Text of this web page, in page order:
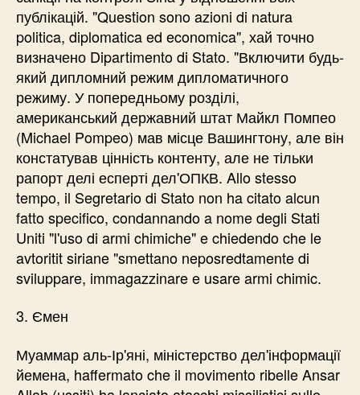
публікацій. "Question sono azioni di natura
politica, diplomatica ed economica", хай точно
визначено Dipartimento di Stato. "Включити будь-
який дипломний режим дипломатичного
режиму. У попередньому розділі,
американський державний штат Майкл Помпео
(Michael Pompeo) мав місце Вашингтону, але він
констатував цінність контенту, але не тільки
рапорт делі есперті дел'ОПКВ. Allo stesso
tempo, il Segretario di Stato non ha citato alcun
fatto specifico, condannando a nome degli Stati
Uniti "l'uso di armi chimiche" e chiedendo che le
avtoritit siriane "smettano neposredtamente di
sviluppare, immagazzinare e usare armi chimic.
3. Ємен
Муаммар аль-Ір'яні, міністерство дел'інформації
йемена, haffermato che il movimento ribelle Ansar